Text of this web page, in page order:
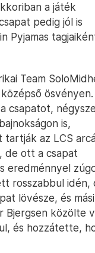
a játék
pedig jól is
Pyjamas
Team
ösvényen.
csapatot,
is,
tartják az LCS
de ott a csapat
eredménnyel
rosszabbul idén,
lövésze, és
Bjergsen közölte
és hozzátette,